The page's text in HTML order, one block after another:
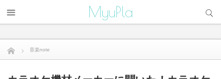
MyuPla
音楽note